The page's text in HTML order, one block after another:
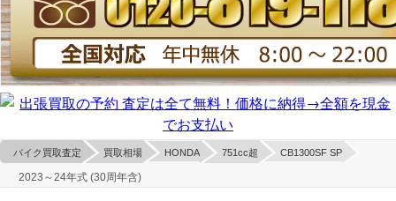
バイク買取査定 買取相場 HONDA 751cc超 CB1300SF SP
2023～24年式 (30周年含)